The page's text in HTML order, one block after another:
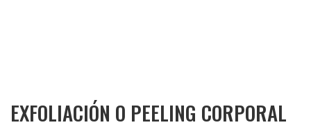
EXFOLIACIÓN O PEELING CORPORAL